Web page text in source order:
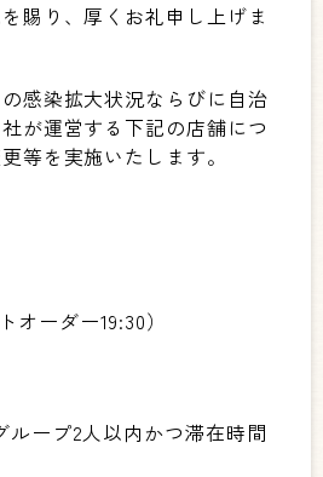
賜り、厚くお礼申し上げま
感染拡大状況ならびに自治
が運営する下記の店舗につ
等を実施いたします。
オーダー19:30）
ループ2人以内かつ滞在時間